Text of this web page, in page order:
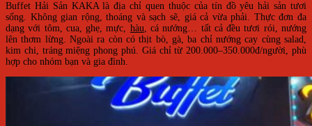
Buffet Hải Sản KAKA là địa chỉ quen thuộc của tín đồ yêu hải sản tươi
sống. Không gian rộng, thoáng và sạch sẽ, giá cả vừa phải. Thực đơn đa
dạng với tôm, cua, ghẹ, mực, hàu, cá nướng… tất cả đều tươi rói, nướng
lên thơm lừng. Ngoài ra còn có thịt bò, gà, ba chỉ nướng cay cùng salad,
kim chi, tráng miệng phong phú. Giá chỉ từ 200.000–350.000đ/người, phù
hợp cho nhóm bạn và gia đình.